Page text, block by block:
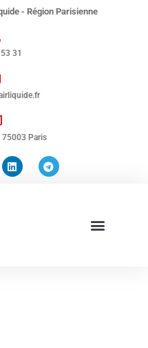
- Région Parisienne
31
75003 Paris